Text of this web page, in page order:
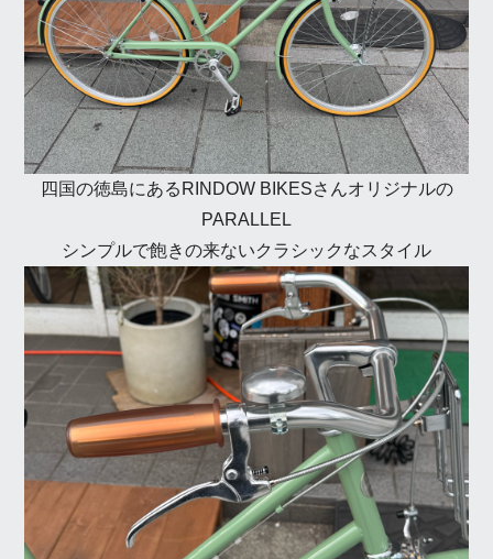
四国の徳島にあるRINDOW BIKESさんオリジナルの
PARALLEL
シンプルで飽きの来ないクラシックなスタイル